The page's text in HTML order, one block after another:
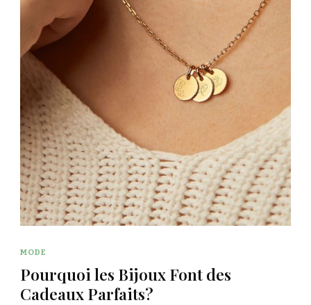
MODE
Pourquoi les Bijoux Font des
Cadeaux Parfaits?